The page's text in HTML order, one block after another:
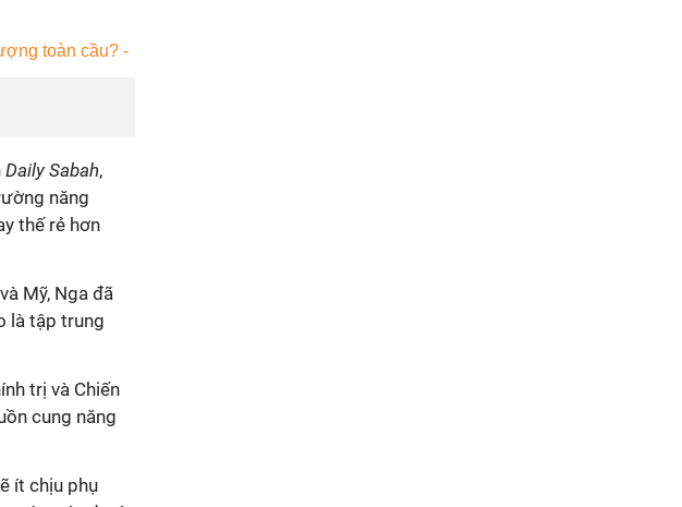
Daily Sabah,
năng
thế rẻ hơn
Mỹ, Nga đã
là tập trung
trị và Chiến
cung năng
ít chịu phụ